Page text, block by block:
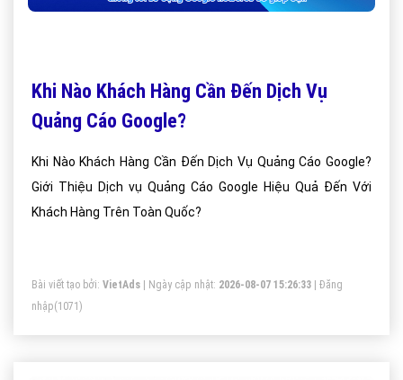
Khi Nào Khách Hàng Cần Đến Dịch Vụ
Quảng Cáo Google?
Khi Nào Khách Hàng Cần Đến Dịch Vụ Quảng Cáo Google?
Giới Thiệu Dịch vụ Quảng Cáo Google Hiệu Quả Đến Với
Khách Hàng Trên Toàn Quốc?
Bài viết tạo bởi: VietAds | Ngày cập nhật: 2026-08-07 15:26:33
Đăng
nhập(1071)